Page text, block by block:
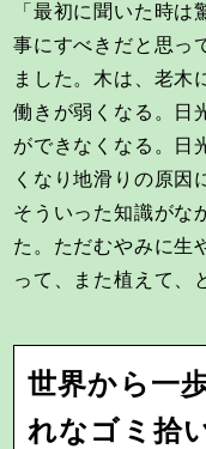
「最初に聞いた時
事にすべきだと思っ
ました。木は、老木
働きが弱くなる。日
ができなくなる。日
くなり地滑りの原
そういった知識がな
た。ただむやみに生
って、また植えて、
世界から一
れなゴミ拾